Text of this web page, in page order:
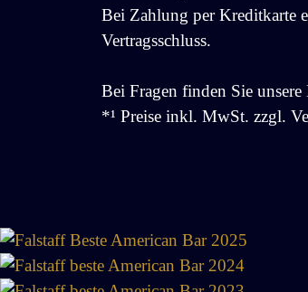
Bei Zahlung per Kreditkarte
Vertragsschluss.
Bei Fragen finden Sie
*¹ Preise inkl. MwSt. zzgl.